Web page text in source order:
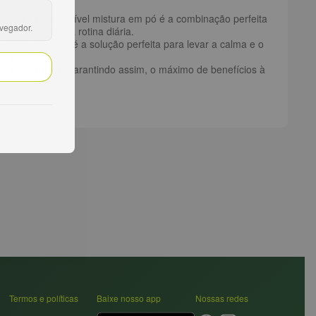
Esta incrível mistura em pó é a combinação perfeita
em sua rotina diária.
práticos, é a solução perfeita para levar a calma e o
e relaxar.
e orgânicos, garantindo assim, o máximo de benefícios à
Termos e políticas
Baixe nosso app Nossas redes